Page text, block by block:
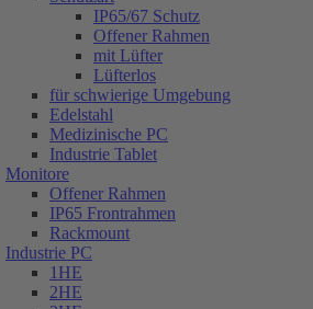
IP65/67 Schutz
Offener Rahmen
mit Lüfter
Lüfterlos
für schwierige Umgebung
Edelstahl
Medizinische PC
Industrie Tablet
Monitore
Offener Rahmen
IP65 Frontrahmen
Rackmount
Industrie PC
1HE
2HE